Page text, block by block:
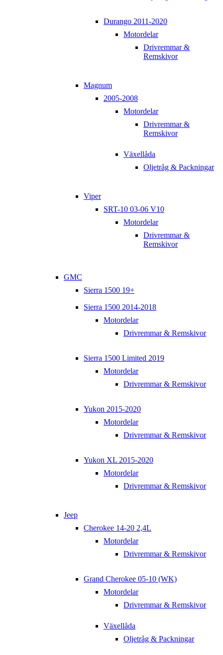
Durango 2011-2020
Motordelar
Drivremmar &
Remskivor
Magnum
2005-2008
Motordelar
Drivremmar &
Remskivor
Växellåda
Oljetråg & Packningar
Viper
SRT-10 03-06 V10
Motordelar
Drivremmar &
Remskivor
GMC
Sierra 1500 19+
Sierra 1500 2014-2018
Motordelar
Drivremmar & Remskivor
Sierra 1500 Limited 2019
Motordelar
Drivremmar & Remskivor
Yukon 2015-2020
Motordelar
Drivremmar & Remskivor
Yukon XL 2015-2020
Motordelar
Drivremmar & Remskivor
Jeep
Cherokee 14-20 2,4L
Motordelar
Drivremmar & Remskivor
Grand Cherokee 05-10 (WK)
Motordelar
Drivremmar & Remskivor
Växellåda
Oljetråg & Packningar